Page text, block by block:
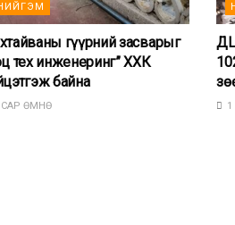
гүүрний засварыг
тех инженеринг” ХХК
байна
САР ӨМНӨ